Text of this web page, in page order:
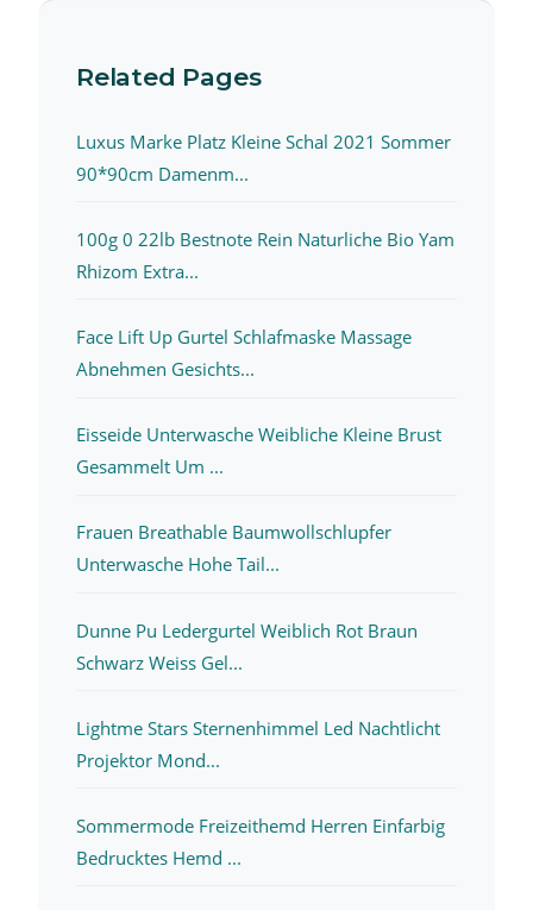
Related Pages
Luxus Marke Platz Kleine Schal 2021 Sommer
90*90cm Damenm...
100g 0 22lb Bestnote Rein Naturliche Bio Yam
Rhizom Extra...
Face Lift Up Gurtel Schlafmaske Massage
Abnehmen Gesichts...
Eisseide Unterwasche Weibliche Kleine Brust
Gesammelt Um ...
Frauen Breathable Baumwollschlupfer
Unterwasche Hohe Tail...
Dunne Pu Ledergurtel Weiblich Rot Braun
Schwarz Weiss Gel...
Lightme Stars Sternenhimmel Led Nachtlicht
Projektor Mond...
Sommermode Freizeithemd Herren Einfarbig
Bedrucktes Hemd ...